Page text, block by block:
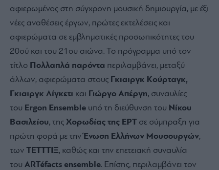
αφιερωμένος στη σύγχρονη μουσική δημιουργία, με έξι
νέες αναθέσεις έργων, πρώτες εκτελέσεις και
αφιερώματα σε εμβληματικές προσωπικότητες του
20ού και του 21ου αιώνα. Το πρόγραμμα υπό τον
τίτλο Πολλαπλά παρόντα περιλαμβάνει, μεταξύ
άλλων, αφιερώματα στους Γκιαιργκ Κούρταγκ,
Γκιαιργκ Λίγκετι και Γιώργο Απέργη, συναυλίες
του Ergon Ensemble υπό τη διεύθυνση του Νίκου
Βασιλείου, της Χορωδίας της ΕΡΤ σε σύμπραξη για
πρώτη φορά με τηνΈνωση Ελλήνων Μουσουργών,
των ΤΕΤΤΤΙΞ, καθώς και την επετειακή συναυλία
του ARTéfacts ensemble. Επίσης, περιλαμβάνει τον